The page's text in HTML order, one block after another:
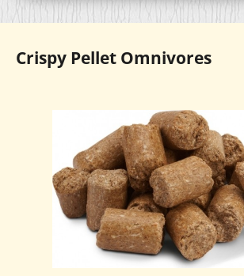
Crispy Pellet Omnivores